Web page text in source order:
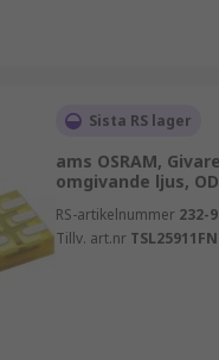
Sista RS lager
ams OSRAM,
omgivande ljus,
RS-artikelnummer 232-
Tillv. art.nr TSL25911FN